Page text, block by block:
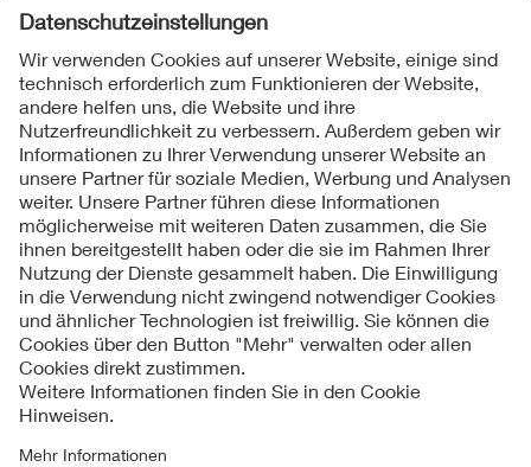
Folgen Sie uns
Kontakte
Service
Impressum
Datenschutzinformationen
Cookie Hinweise